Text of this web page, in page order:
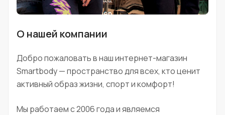
О нашей компании
Добро пожаловать в наш интернет-магазин
Smartbody — пространство для всех, кто ценит
активный образ жизни, спорт и комфорт!
Мы работаем с 2006 года и являемся